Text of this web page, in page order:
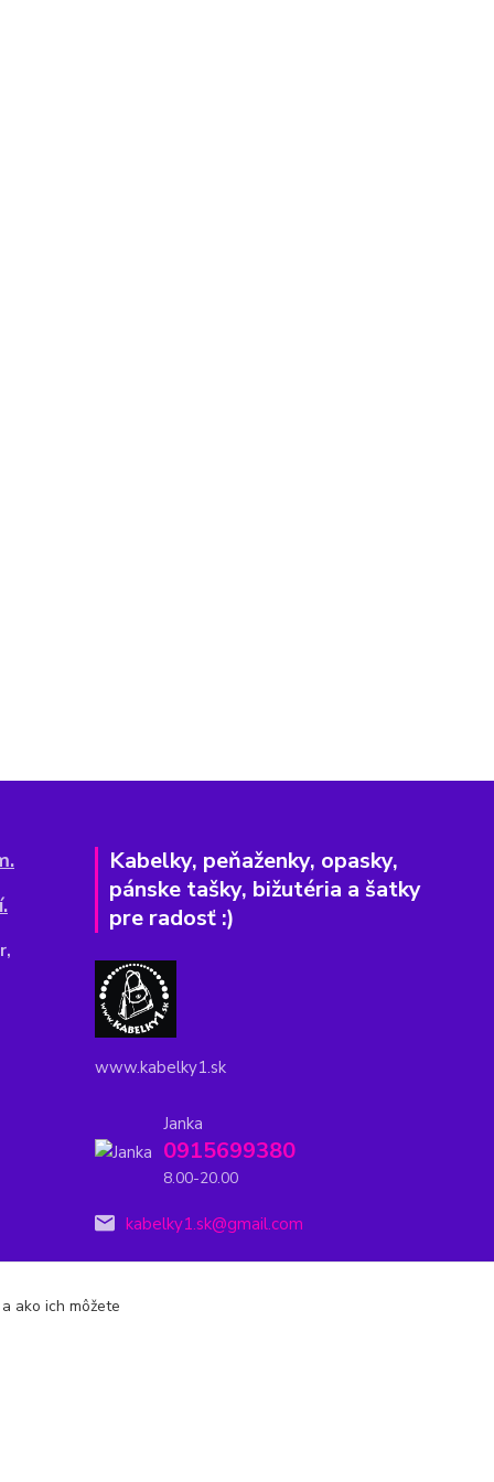
Kabelky, peňaženky, opasky,
pánske tašky, bižutéria a šatky
pre radosť :)
www.kabelky1.sk
Janka
0915699380
8.00-20.00
kabelky1.sk@gmail.com
ako ich môžete